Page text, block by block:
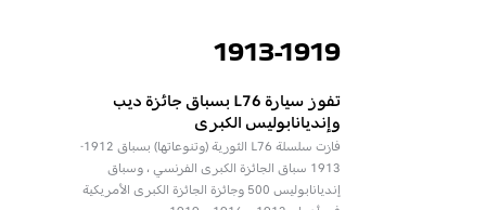
1913-1919
تفوز سيارة L76 بسباق جائزة ديب
وإنديانابوليس الكبرى
فازت سلسلة L76 الثورية (وتنوعاتها) بسباق 1912-
1913 سباق الجائزة الكبرى الفرنسي ، وسباق
إنديانابوليس 500 وجائزة الجائزة الكبرى الأمريكية